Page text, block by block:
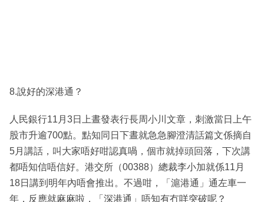
8.說好的深港通？
人民銀行11月3日上晝發表行長周小川文章，刺激當日上午
股市升逾700點。點知同日下晝就急急腳澄清話篇文係摘自
5月講話，叫大家唔好咁認真喎，個市就掉頭回落，下次講
都唔知信唔信好。港交所（00388）總裁李小加就係11月
18日講到明年內唔會推出。不過咁，「滬港通」通左車一
年，反應就麻麻啦，「深港通」唔知有冇咩突破呢？